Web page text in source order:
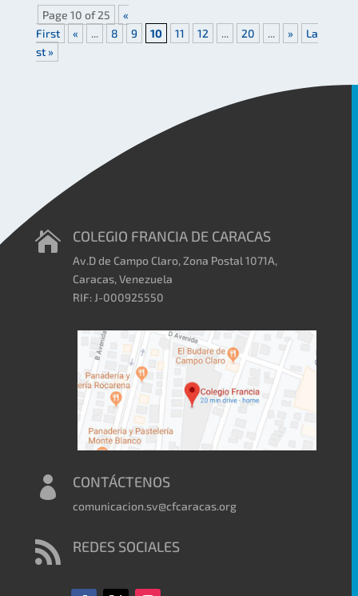
Page 10 of 25
«
First
« ... 8 9 10 11 12 ... 20 ... »
La
st »
 COLEGIO FRANCIA DE CARACAS
Av.D de Campo Claro, Zona Postal 1071A,
Caracas, Venezuela
RIF: J-000925550
 CONTÁCTENOS
comunicacion.sv@cfcaracas.org
 REDES SOCIALES